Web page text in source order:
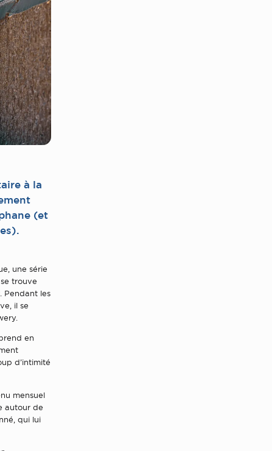
à la
(et
une série
trouve
Pendant les
il se
en
d’intimité
mensuel
autour de
qui lui